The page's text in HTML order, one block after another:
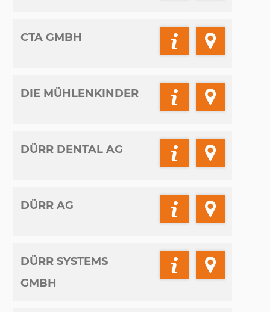
CTA GMBH
DIE MÜHLENKINDER
DÜRR DENTAL AG
DÜRR AG
DÜRR SYSTEMS
GMBH